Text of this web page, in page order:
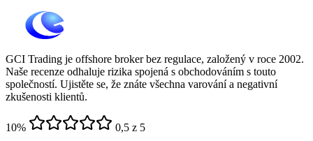
GCI Trading je offshore broker bez regulace, založený v roce 2002.
Naše recenze odhaluje rizika spojená s obchodováním s touto
společností. Ujistěte se, že znáte všechna varování a negativní
zkušenosti klientů.
10% 0,5 z 5